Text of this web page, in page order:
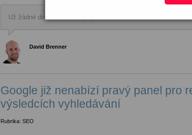
Už žádné dohadování s vývojáři. Strukturovaná data si
David Brenner
Google již nenabízí pravý panel pro
výsledcích vyhledávání
Rubrika: SEO